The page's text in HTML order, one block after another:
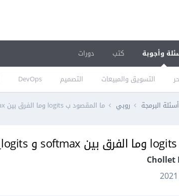
وأجوبة
التسويق والمبيعات التصميم DevOps
كتب دورات
أسئلة البرمجة روبي ما المقصود ب logits وما الفرق بين softmax و softmax_cross_entropy_with_logits